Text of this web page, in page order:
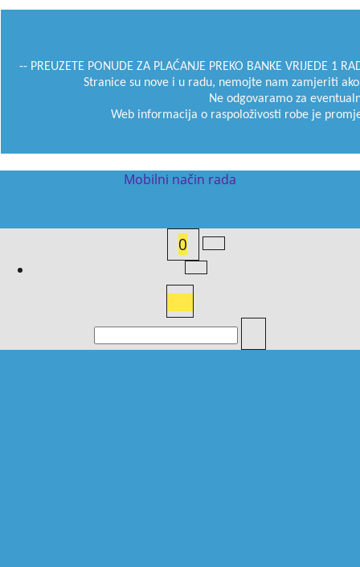
-- PREUZETE PONUDE ZA PLAĆANJE PREKO BANKE VRIJEDE 1
Stranice su nove i u radu, nemojte nam zamjeriti
Ne odgovaramo za
Web informacija o raspoloživosti robe je
Mobilni način rada
0